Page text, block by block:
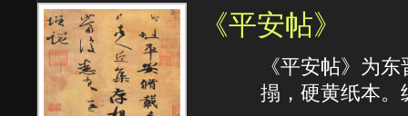
《平安帖》
《平安帖》为
搨，硬黄纸本。